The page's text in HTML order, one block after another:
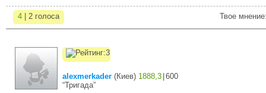
4 | 2 голоса Твое
alexmerkader (Киев) 1888,3 600
“Тригада”